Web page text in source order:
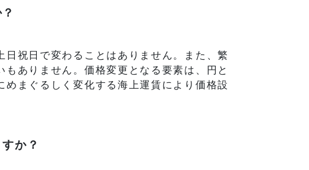
祝日で変わることはありません。また、繁
ありません。価格変更となる要素は、円と
まぐるしく変化する海上運賃により価格設
か？